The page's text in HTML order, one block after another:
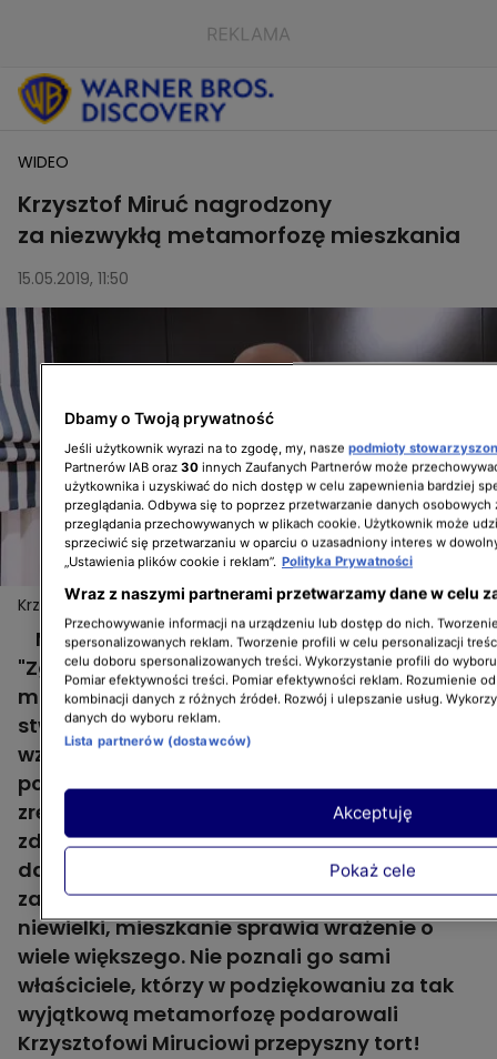
WIDEO
Krzysztof Miruć nagrodzony
za niezwykłą metamorfozę mieszkania
15.05.2019, 11:50
Krzysztof Miruć nagrodzony za niezwykłą
metamorfozę mieszkania
Więcej
Marysia i Maciek, bohaterowie 7. odcinka
"Zgłoś remont" chcieli wyburzyć ścianę
między kuchnią i salonem i w ten sposób
stworzyć salon z aneksem. Ich marzenia ze
względu na obecność ściany nośnej
pomiędzy pomieszczeniami nie można było
zrealizować, więc Krzysztof Miruć
zdecydował się na połączenie kuchni z
dawną sypialnią. Choć nawet po tym
zabiegu metraż obu pomieszczeń jest
niewielki, mieszkanie sprawia wrażenie o
wiele większego. Nie poznali go sami
właściciele, którzy w podziękowaniu za tak
wyjątkową metamorfozę podarowali
Krzysztofowi Miruciowi przepyszny tort!
Dbamy o Twoją prywatność
Jeśli użytkownik wyrazi na to zgodę, my, nasze podmioty
Partnerów IAB oraz 30 innych Zaufanych Partnerów może
użytkownika i uzyskiwać do nich dostęp w celu zapewnienia bardziej
przeglądania. Odbywa się to poprzez przetwarzanie danych osobowych
przeglądania przechowywanych w plikach cookie. Użytkownik może
sprzeciwić się przetwarzaniu w oparciu o uzasadniony interes w
„Ustawienia plików cookie i reklam”. Polityka Prywatności
Wraz z naszymi partnerami przetwarzamy dane w celu
Przechowywanie informacji na urządzeniu lub dostęp do nich.
spersonalizowanych reklam. Tworzenie profili w celu personalizacji
celu doboru spersonalizowanych treści. Wykorzystanie profili do
Pomiar efektywności treści. Pomiar efektywności reklam. Rozumienie
kombinacji danych z różnych źródeł. Rozwój i ulepszanie usług.
danych do wyboru reklam.
Lista partnerów (dostawców)
Pokaż cele
Akceptuję